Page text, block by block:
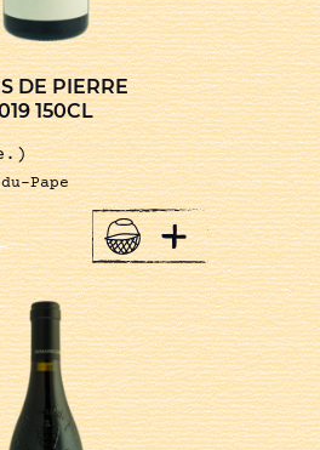
DE PIERRE
150CL
Pape
+